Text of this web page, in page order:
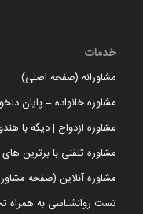
خدمات
مشاورانه (صفحه اصلی)
مشاوره خانواده = پایان
مشاوره ازدواج | دیگه با
مشاوره تلفنی با برترین های
مشاوره آنلاین (صفحه
تست روانشناسی به همراه